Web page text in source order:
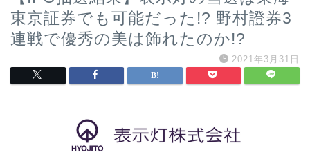
東京証券でも可能だった!? 野村證券3
連戦で優秀の美は飾れたのか!?
2021年3月31日